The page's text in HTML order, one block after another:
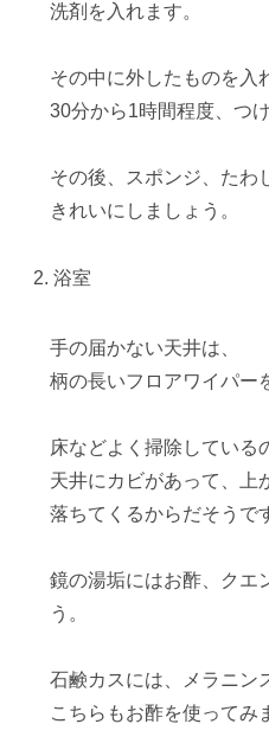
洗剤を入れます。
その中に外したものを入
30分から1時間程度、つ
その後、スポンジ、たわ
きれいにしましょう。
浴室
手の届かない天井は、
柄の長いフロアワイパー
床などよく掃除している
天井にカビがあって、上
落ちてくるからだそうで
鏡の湯垢にはお酢、クエ
う。
石鹸カスには、メラニン
こちらもお酢を使ってみ